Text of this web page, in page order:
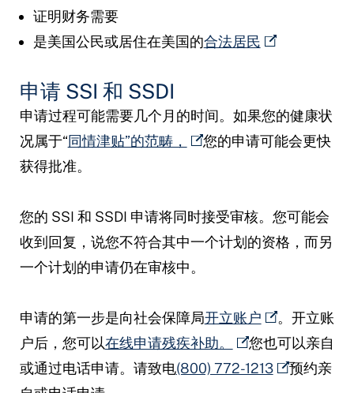
证明财务需要
是美国公民或居住在美国的合法居民
申请 SSI 和 SSDI
申请过程可能需要几个月的时间。如果您的健康状
况属于“同情津贴”的范畴，
您的申请可能会更快
获得批准。
您的 SSI 和 SSDI 申请将同时接受审核。您可能会
收到回复，说您不符合其中一个计划的资格，而另
一个计划的申请仍在审核中。
申请的第一步是向社会保障局开立账户
。开立账
户后，您可以在线申请残疾补助。
您也可以亲自
或通过电话申请。请致电(800) 772-1213
预约亲